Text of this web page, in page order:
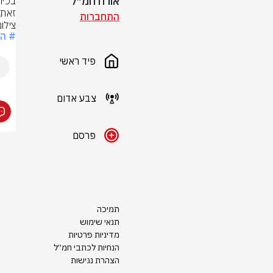
התחברות
פיד ראשי
צבע אדום
פרסם
תמיכה
תנאי שימוש
מדיניות פרטיות
הנחיות לכתבי חמ״ל
הצהרת נגישות
#